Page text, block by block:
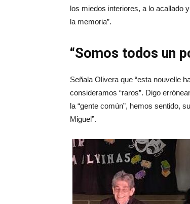
los miedos interiores, a lo acallado
la memoria”.
“Somos todos un
Señala Olivera que “esta nouvelle
consideramos “raros”. Digo
la “gente común”, hemos sentido,
Miguel”.